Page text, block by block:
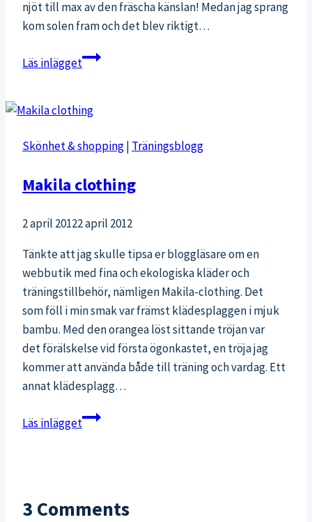
njöt till max av den fräscha känslan! Medan jag sprang
kom solen fram och det blev riktigt…
Läs inläggetSkön
Skönhet & shopping| Träningsblogg
Makila clothing
2 april 20122 april 2012
Tänkte att jag skulle tipsa er bloggläsare om en
webbutik med fina och ekologiska kläder och
träningstillbehör, nämligen Makila-clothing. Det
som föll i min smak var främst klädesplaggen i mjuk
bambu. Med den orangea löst sittande tröjan var
det förälskelse vid första ögonkastet, en tröja jag
kommer att använda både till träning och vardag. Ett
annat klädesplagg…
Läs inläggetMakila
3 Comments